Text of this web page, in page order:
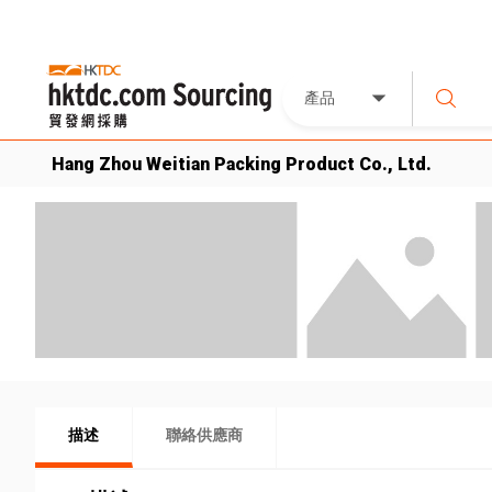
產品
Hang Zhou Weitian Packing Product Co., Ltd.
描述 聯絡供應商